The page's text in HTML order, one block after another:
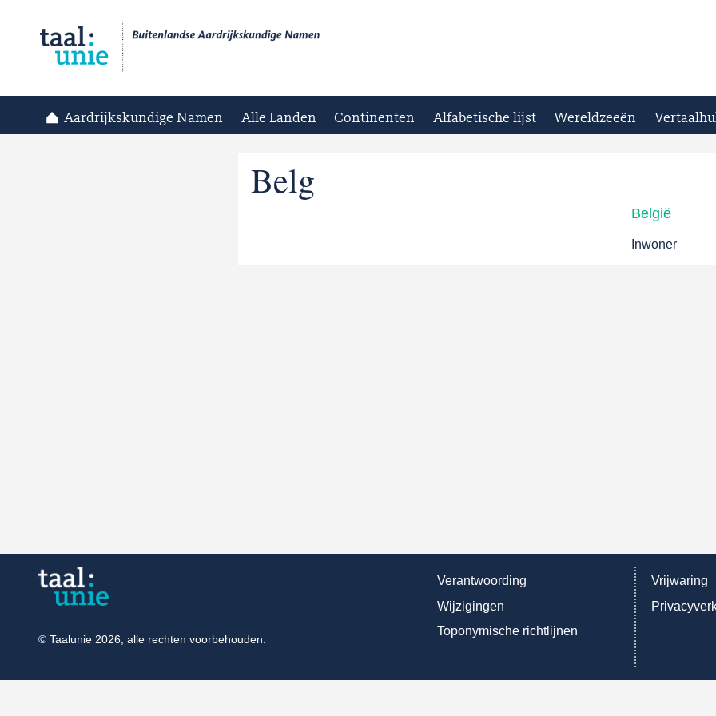
Aardrijkskundige Namen Alle Landen Continenten Alfabetische lijst Wereldzeeën
Belg
België
Inwoner
Verantwoording
Wijzigingen
Toponymische richtlijnen
Vrijwaring
© Taalunie 2026, alle rechten voorbehouden.